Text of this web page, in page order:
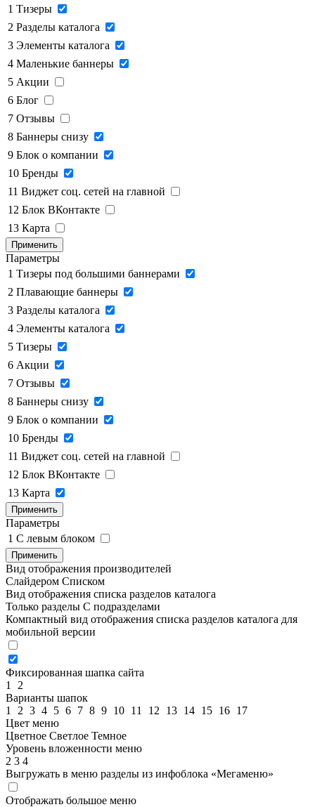
1 Тизеры
2 Разделы каталога
3 Элементы каталога
4 Маленькие баннеры
5 Акции
6 Блог
7 Отзывы
8 Баннеры снизу
9 Блок о компании
10 Бренды
11 Виджет соц. сетей на главной
12 Блок ВКонтакте
13 Карта
Применить
Параметры
1 Тизеры под большими баннерами
2 Плавающие баннеры
3 Разделы каталога
4 Элементы каталога
5 Тизеры
6 Акции
7 Отзывы
8 Баннеры снизу
9 Блок о компании
10 Бренды
11 Виджет соц. сетей на главной
12 Блок ВКонтакте
13 Карта
Применить
Параметры
1 C левым блоком
Применить
Вид отображения производителей
Слайдером Списком
Вид отображения списка разделов каталога
Только разделы С подразделами
Компактный вид отображения списка разделов каталога для
мобильной версии
Фиксированная шапка сайта
1
2
Варианты шапок
1
2 3 4 5 6 7 8 9 10 11 12 13 14 15 16 17
Цвет меню
Цветное Светлое Темное
Уровень вложенности меню
2 3 4
Выгружать в меню разделы из инфоблока «Мегаменю»
Отображать большое меню